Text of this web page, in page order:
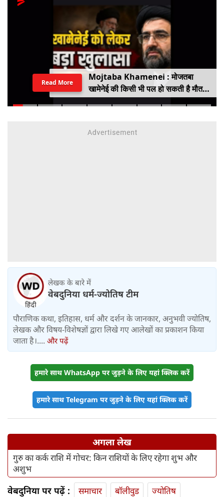
Mojtaba Khamenei : मोजतबा
खामेनेई की किसी भी पल हो सकती है मौत,
इजराइली मीडिया के दावे के बीच सामने आया
Read More
लेखक के बारे में
वेबदुनिया धर्म-ज्योतिष टीम
पौराणिक कथा, इतिहास, धर्म और दर्शन के जानकार, अनुभवी ज्योतिष,
लेखक और विषय-विशेषज्ञों द्वारा लिखे गए आलेखों का प्रकाशन किया
जाता है।.... और पढ़ें
हमारे साथ WhatsApp पर जुड़ने के लिए यहां क्लिक करें
हमारे साथ Telegram पर जुड़ने के लिए यहां क्लिक करें
अगला लेख
गुरु का कर्क राशि में गोचर: किन राशियों के लिए रहेगा शुभ और
अशुभ
वेबदुनिया पर पढ़ें : समाचार बॉलीवुड ज्योतिष